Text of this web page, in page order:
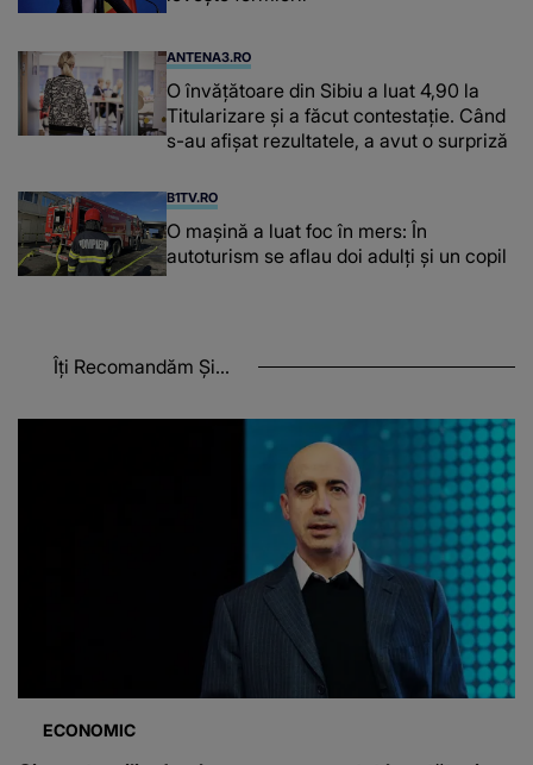
ANTENA3.RO
O învățătoare din Sibiu a luat 4,90 la
Titularizare și a făcut contestație. Când
s-au afișat rezultatele, a avut o surpriză
B1TV.RO
O maşină a luat foc în mers: În
autoturism se aflau doi adulți și un copil
Îți Recomandăm Și...
ECONOMIC